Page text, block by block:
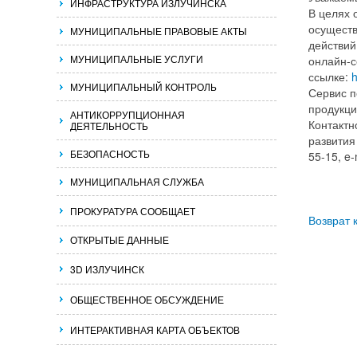
В целях
онлайн-
ссылке:
Сервис
55-15,
Возврат
ИНФРАСТРУКТУРА ИЗЛУЧИНСКА
МУНИЦИПАЛЬНЫЕ ПРАВОВЫЕ АКТЫ
МУНИЦИПАЛЬНЫЕ УСЛУГИ
МУНИЦИПАЛЬНЫЙ КОНТРОЛЬ
АНТИКОРРУПЦИОННАЯ
ДЕЯТЕЛЬНОСТЬ
БЕЗОПАСНОСТЬ
МУНИЦИПАЛЬНАЯ СЛУЖБА
ПРОКУРАТУРА СООБЩАЕТ
ОТКРЫТЫЕ ДАННЫЕ
3D ИЗЛУЧИНСК
ОБЩЕСТВЕННОЕ ОБСУЖДЕНИЕ
ИНТЕРАКТИВНАЯ КАРТА ОБЪЕКТОВ